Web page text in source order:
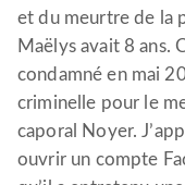
et du meurtre de la
Maëlys avait 8 ans.
condamné en mai
criminelle pour le
caporal Noyer.
ouvrir un compte